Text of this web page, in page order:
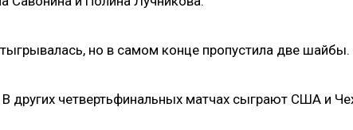
но в самом конце пропустила две шайбы.
других четвертьфинальных матчах сыграют США и